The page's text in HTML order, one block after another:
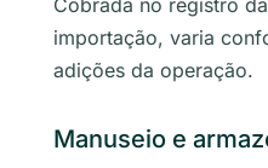
Cobrada no registro
importação, varia
adições da operação.
Manuseio e